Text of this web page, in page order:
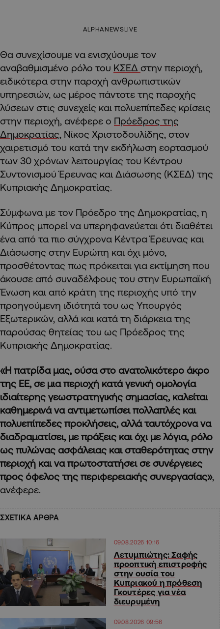
ALPHANEWSLIVE
Θα συνεχίσουμε να ενισχύουμε τον
αναβαθμισμένο ρόλο του ΚΣΕΔ στην περιοχή,
ειδικότερα στην παροχή ανθρωπιστικών
υπηρεσιών, ως μέρος πάντοτε της παροχής
λύσεων στις συνεχείς και πολυεπίπεδες κρίσεις
στην περιοχή, ανέφερε ο Πρόεδρος της
Δημοκρατίας, Νίκος Χριστοδουλίδης, στον
χαιρετισμό του κατά την εκδήλωση εορτασμού
των 30 χρόνων λειτουργίας του Κέντρου
Συντονισμού Έρευνας και Διάσωσης (ΚΣΕΔ) της
Κυπριακής Δημοκρατίας.
Σύμφωνα με τον Πρόεδρο της Δημοκρατίας, η
Κύπρος μπορεί να υπερηφανεύεται ότι διαθέτει
ένα από τα πιο σύγχρονα Κέντρα Έρευνας και
Διάσωσης στην Ευρώπη και όχι μόνο,
προσθέτοντας πως πρόκειται για εκτίμηση που
άκουσε από συναδέλφους του στην Ευρωπαϊκή
Ένωση και από κράτη της περιοχής υπό την
προηγούμενη ιδιότητά του ως Υπουργός
Εξωτερικών, αλλά και κατά τη διάρκεια της
παρούσας θητείας του ως Πρόεδρος της
Κυπριακής Δημοκρατίας.
«Η πατρίδα μας, ούσα στο ανατολικότερο άκρο
της ΕΕ, σε μια περιοχή κατά γενική ομολογία
ιδιαίτερης γεωστρατηγικής σημασίας, καλείται
καθημερινά να αντιμετωπίσει πολλαπλές και
πολυεπίπεδες προκλήσεις, αλλά ταυτόχρονα να
διαδραματίσει, με πράξεις και όχι με λόγια, ρόλο
ως πυλώνας ασφάλειας και σταθερότητας στην
περιοχή και να πρωτοστατήσει σε συνέργειες
προς όφελος της περιφερειακής συνεργασίας»,
ανέφερε.
ΣΧΕΤΙΚΑ ΑΡΘΡΑ
09.08.2026 10:16
Λετυμπιώτης: Σαφής
προοπτική επιστροφής
στην ουσία του
Κυπριακού η πρόθεση
Γκουτέρες για νέα
διευρυμένη
09.08.2026 09:56